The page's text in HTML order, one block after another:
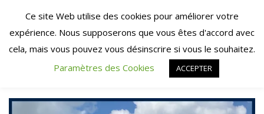
content
Ce site Web utilise des cookies pour améliorer votre
expérience. Nous supposerons que vous êtes d'accord avec
cela, mais vous pouvez vous désinscrire si vous le souhaitez.
Paramètres des Cookies
ACCEPTER